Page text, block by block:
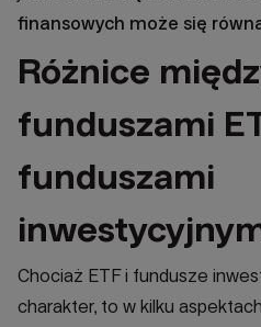
finansowych może się
Różnice
funduszami
funduszami
Chociaż ETF i fundusze
charakter, to w kilku